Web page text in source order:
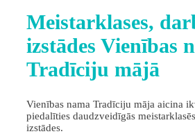
Meistarklases,
izstādes Vienības
Tradīciju mājā
Vienības nama Tradīciju māja aicina
piedalīties daudzveidīgās
izstādes.